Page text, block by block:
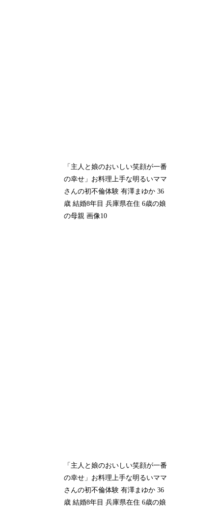
「主人と娘のおいしい笑顔が一番
の幸せ」お料理上手な明るいママ
さんの初不倫体験 有澤まゆか 36
歳 結婚8年目 兵庫県在住 6歳の娘
の母親 画像10
「主人と娘のおいしい笑顔が一番
の幸せ」お料理上手な明るいママ
さんの初不倫体験 有澤まゆか 36
歳 結婚8年目 兵庫県在住 6歳の娘